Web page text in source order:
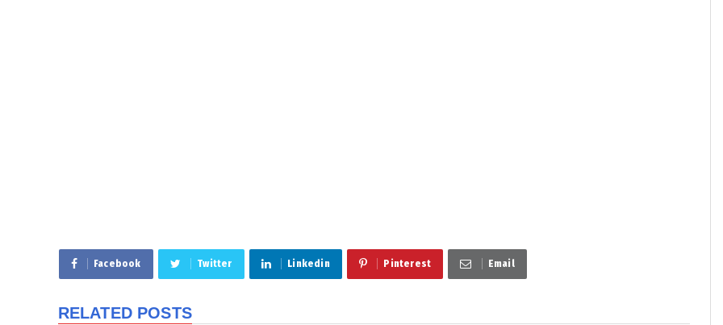
Facebook Twitter Linkedin Pinterest Email
RELATED POSTS